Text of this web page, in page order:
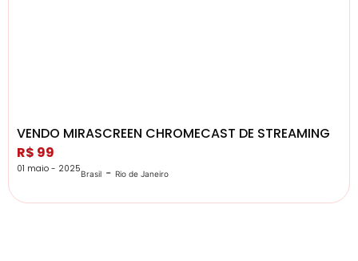
VENDO MIRASCREEN CHROMECAST DE STREAMING
R$ 99
01 maio - 2025Brasil - Rio de Janeiro